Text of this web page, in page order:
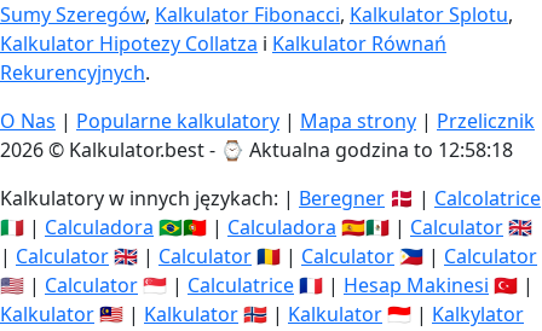
Sumy Szeregów, Kalkulator Fibonacci, Kalkulator Splotu,
Kalkulator Hipotezy Collatza i Kalkulator Równań
Rekurencyjnych.
O Nas | Popularne kalkulatory | Mapa strony | Przelicznik
2026 © Kalkulator.best - ⌚ Aktualna godzina to 12:58:19
Kalkulatory w innych językach: | Beregner 🇩🇰 | Calcolatrice
🇮🇹 | Calculadora 🇧🇷🇵🇹 | Calculadora 🇪🇸🇲🇽 | Calculator🇬🇧
| Calculator🇬🇧 | Calculator🇷🇴 | Calculator 🇵🇭 | Calculator
🇺🇸 | Calculator🇸🇬 | Calculatrice🇫🇷 | Hesap Makinesi 🇹🇷 |
Kalkulator🇲🇾 | Kalkulator🇳🇴 | Kalkulator🇮🇩 | Kalkylator